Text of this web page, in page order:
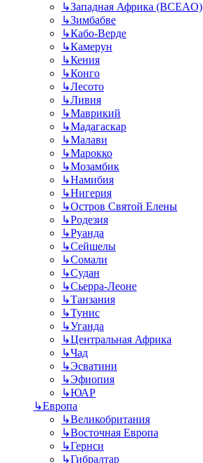
↳Западная Африка (BCEAO)
↳Зимбабве
↳Кабо-Верде
↳Камерун
↳Кения
↳Конго
↳Лесото
↳Ливия
↳Маврикий
↳Мадагаскар
↳Малави
↳Марокко
↳Мозамбик
↳Намибия
↳Нигерия
↳Остров Святой Елены
↳Родезия
↳Руанда
↳Сейшелы
↳Сомали
↳Судан
↳Сьерра-Леоне
↳Танзания
↳Тунис
↳Уганда
↳Центральная Африка
↳Чад
↳Эсватини
↳Эфиопия
↳ЮАР
↳Европа
↳Великобритания
↳Восточная Европа
↳Гернси
↳Гибралтар